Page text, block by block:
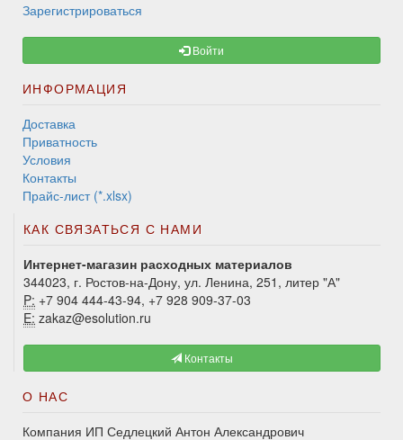
Зарегистрироваться
Войти
ИНФОРМАЦИЯ
Доставка
Приватность
Условия
Контакты
Прайс-лист (*.xlsx)
КАК СВЯЗАТЬСЯ С НАМИ
Интернет-магазин расходных материалов
344023, г. Ростов-на-Дону, ул. Ленина, 251, литер "А"
P: +7 904 444-43-94, +7 928 909-37-03
E: zakaz@esolution.ru
Контакты
О НАС
Компания ИП Седлецкий Антон Александрович